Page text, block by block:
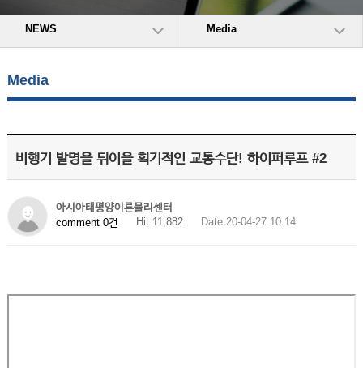
NEWS Media
Media
비행기 발명을 뒤이을 획기적인 교통수단! 하이퍼루프 #2
아시아태평양이론물리센터
comment 0건
Hit 11,882 Date 20-04-27 10:14